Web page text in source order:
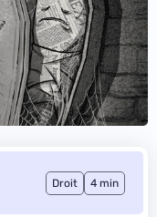
Droit 4 min